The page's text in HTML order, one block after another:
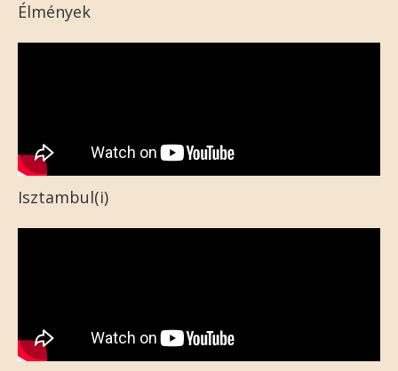
Élmények
Isztambul(i)